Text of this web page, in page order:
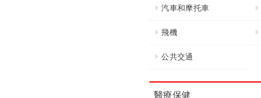
汽車和摩托車
飛機
公共交通
醫療保健